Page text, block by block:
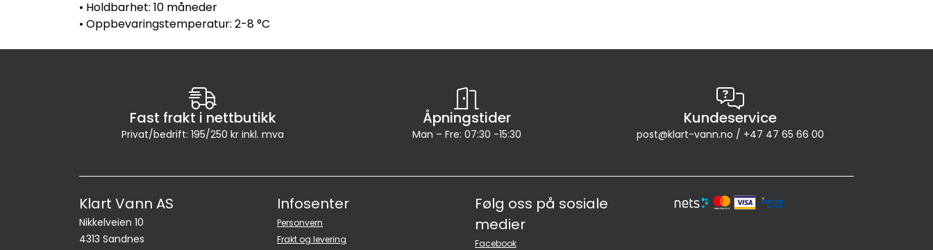
• Holdbarhet: 10 måneder
• Oppbevaringstemperatur: 2-8 °C
Fast frakt i nettbutikk
Privat/bedrift: 195/250 kr inkl. mva
Åpningstider
Man – Fre: 07:30 -15:30
Kundeservice
post@klart-vann.no / +47 47 65 66 00
Klart Vann AS
Nikkelveien 10
4313 Sandnes
Infosenter
Personvern
Frakt og levering
Følg oss på sosiale
medier
Facebook